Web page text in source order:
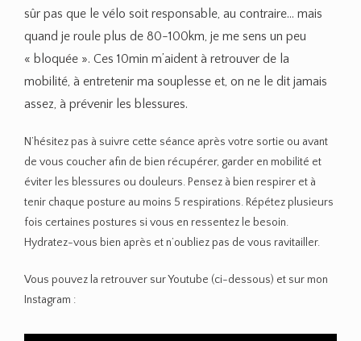
sûr pas que le vélo soit responsable, au contraire… mais
quand je roule plus de 80-100km, je me sens un peu
« bloquée ». Ces 10min m’aident à retrouver de la
mobilité, à entretenir ma souplesse et, on ne le dit jamais
assez, à prévenir les blessures.
N’hésitez pas à suivre cette séance après votre sortie ou avant
de vous coucher afin de bien récupérer, garder en mobilité et
éviter les blessures ou douleurs. Pensez à bien respirer et à
tenir chaque posture au moins 5 respirations. Répétez plusieurs
fois certaines postures si vous en ressentez le besoin.
Hydratez-vous bien après et n’oubliez pas de vous ravitailler.
Vous pouvez la retrouver sur Youtube (ci-dessous) et sur mon
Instagram :